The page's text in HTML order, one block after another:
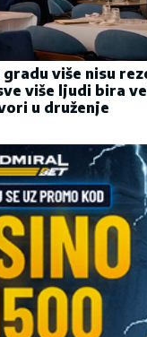
više nisu
više ljudi bira
u druženje